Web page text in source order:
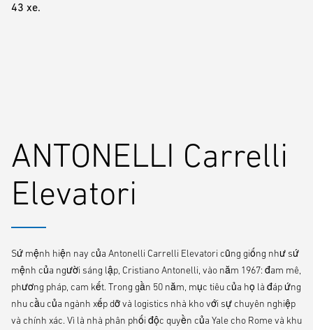
43 xe.
ANTONELLI Carrelli
Elevatori
Sứ mệnh hiện nay của Antonelli Carrelli Elevatori cũng giống như sứ
mệnh của người sáng lập, Cristiano Antonelli, vào năm 1967: đam mê,
phương pháp, cam kết. Trong gần 50 năm, mục tiêu của họ là đáp ứng
nhu cầu của ngành xếp dỡ và logistics nhà kho với sự chuyên nghiệp
và chính xác. Vì là nhà phân phối độc quyền của Yale cho Rome và khu